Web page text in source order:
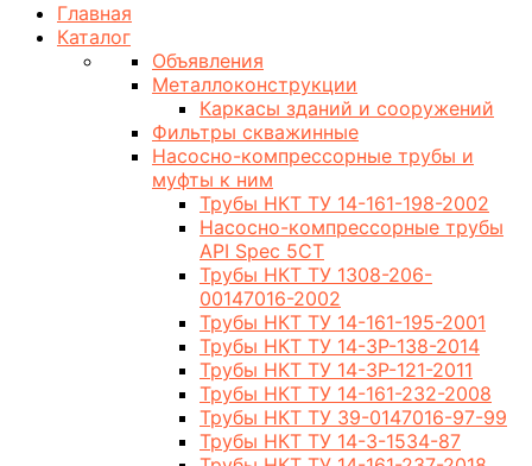
Главная
Каталог
Объявления
Металлоконструкции
Каркасы зданий и сооружений
Фильтры скважинные
Насосно-компрессорные трубы и
муфты к ним
Трубы НКТ ТУ 14-161-198-2002
Насосно-компрессорные трубы
API Spec 5CT
Трубы НКТ ТУ 1308-206-
00147016-2002
Трубы НКТ ТУ 14-161-195-2001
Трубы НКТ ТУ 14-3Р-138-2014
Трубы НКТ ТУ 14-3Р-121-2011
Трубы НКТ ТУ 14-161-232-2008
Трубы НКТ ТУ 39-0147016-97-99
Трубы НКТ ТУ 14-3-1534-87